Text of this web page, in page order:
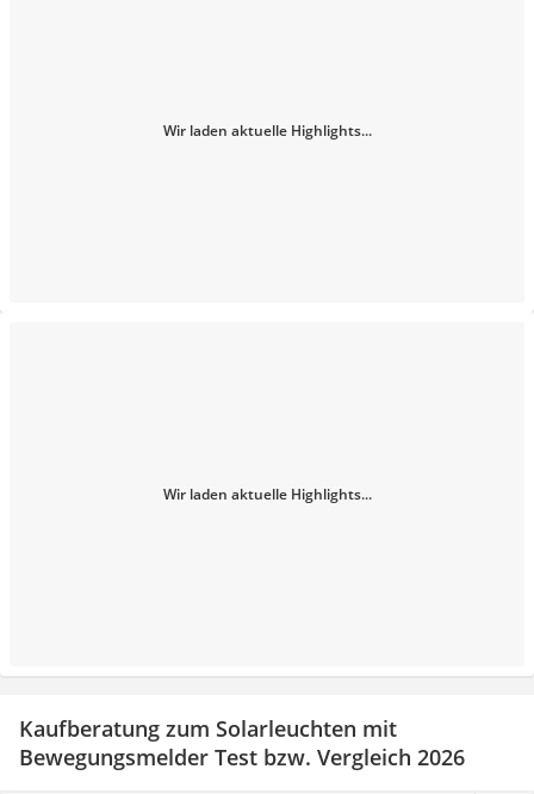
Wir laden aktuelle Highlights...
Wir laden aktuelle Highlights...
Kaufberatung zum Solarleuchten mit
Bewegungsmelder Test bzw. Vergleich 2026